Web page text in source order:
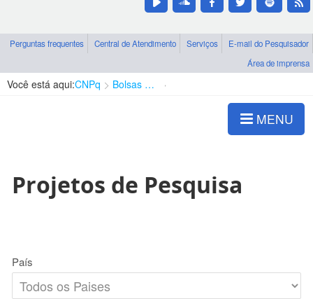
Perguntas frequentes Central de Atendimento Serviços
E-mail do Pesquisador
Área de imprensa
Você está aqui:CNPq Bolsas e Auxílios Vigentes
MENU
Projetos de Pesquisa
País